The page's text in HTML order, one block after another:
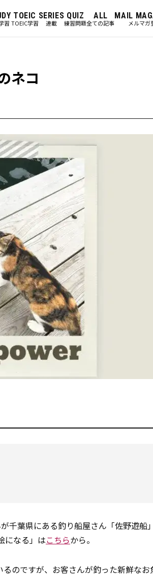
習
TOEIC
TOEIC学習
SERIES
連載
QUIZ
練習問題
ALL
全ての記事
MAIL
メルマガ
ネコ
千葉県にある釣り船屋さん「佐野遊船
になる」はこちらから。
るのですが、お客さんが釣った新鮮な